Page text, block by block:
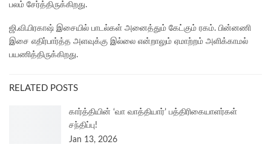
பலம் சேர்த்திருக்கிறது.
ஜி.வி.பிரகாஷ் இசையில் பாடல்கள் அனைத்தும் கேட்கும் ரகம். பின்னணி
இசை எதிர்பார்த்த அளவுக்கு இல்லை என்றாலும் ஏமாற்றம் அளிக்காமல்
பயணித்திருக்கிறது.
RELATED POSTS
கார்த்தியின் ‘வா வாத்தியார்’ பத்திரிகையாளர்கள்
சந்திப்பு!
Jan 13, 2026